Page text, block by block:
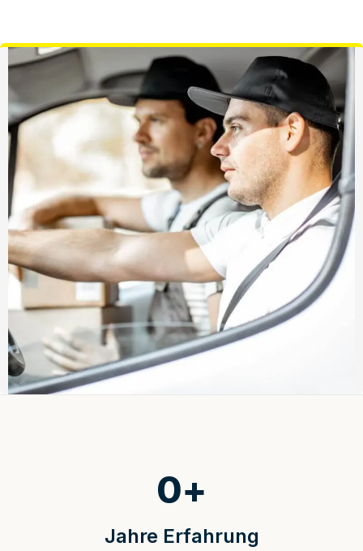
Jahre Erfahrung
0+